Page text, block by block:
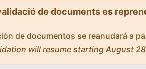
de documents es
de documentos se reanudará a
will resume starting August